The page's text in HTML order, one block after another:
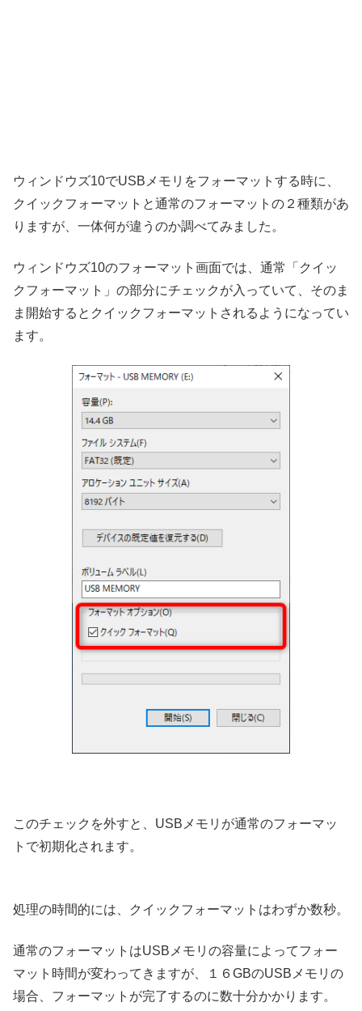
ウィンドウズ10でUSBメモリをフォーマットする時に、
クイックフォーマットと通常のフォーマットの２種類があ
りますが、一体何が違うのか調べてみました。
ウィンドウズ10のフォーマット画面では、通常「クイッ
クフォーマット」の部分にチェックが入っていて、そのま
ま開始するとクイックフォーマットされるようになってい
ます。
このチェックを外すと、USBメモリが通常のフォーマッ
トで初期化されます。
処理の時間的には、クイックフォーマットはわずか数秒。
通常のフォーマットはUSBメモリの容量によってフォー
マット時間が変わってきますが、１６GBのUSBメモリの
場合、フォーマットが完了するのに数十分かかります。